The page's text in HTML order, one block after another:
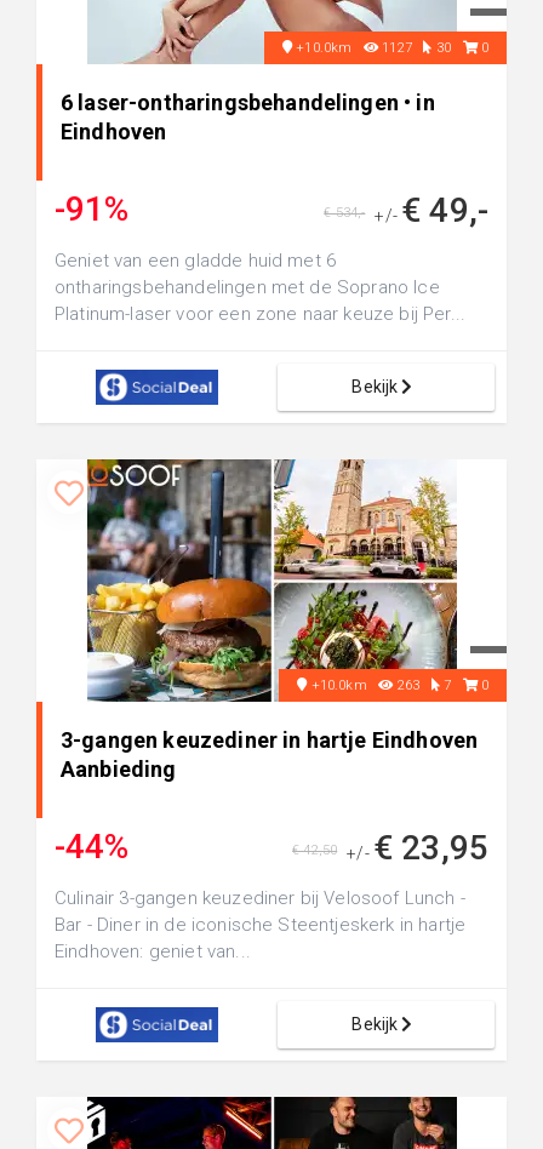
+10.0km 1127 30 0
6 laser-ontharingsbehandelingen • in
Eindhoven
-91% +/- € 49,-
€ 534,-
Geniet van een gladde huid met 6
ontharingsbehandelingen met de Soprano Ice
Platinum-laser voor een zone naar keuze bij Per...
Bekijk
+10.0km 263 7 0
3-gangen keuzediner in hartje Eindhoven
Aanbieding
-44% +/- € 23,95
€ 42,50
Culinair 3-gangen keuzediner bij Velosoof Lunch -
Bar - Diner in de iconische Steentjeskerk in hartje
Eindhoven: geniet van...
Bekijk